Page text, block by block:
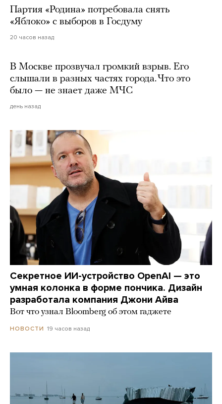
Партия «Родина» потребовала снять
«Яблоко» с выборов в Госдуму
20 часов назад
В Москве прозвучал громкий взрыв. Его
слышали в разных частях города. Что это
было — не знает даже МЧС
день назад
Секретное ИИ-устройство OpenAI — это
умная колонка в форме пончика. Дизайн
разработала компания Джони Айва
Вот что узнал Bloomberg об этом гаджете
НОВОСТИ 19 часов назад